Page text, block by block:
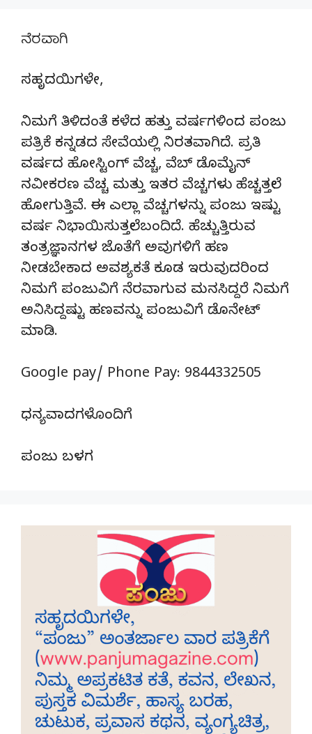
ನೆರವಾಗಿ
ಸಹೃದಯಿಗಳೇ,
ನಿಮಗೆ ತಿಳಿದಂತೆ ಕಳೆದ ಹತ್ತು ವರ್ಷಗಳಿಂದ ಪಂಜು
ಪತ್ರಿಕೆ ಕನ್ನಡದ ಸೇವೆಯಲ್ಲಿ ನಿರತವಾಗಿದೆ. ಪ್ರತಿ
ವರ್ಷದ ಹೋಸ್ಟಿಂಗ್‌ ವೆಚ್ಚ, ವೆಬ್‌ ಡೊಮೈನ್‌
ನವೀಕರಣ ವೆಚ್ಚ ಮತ್ತು ಇತರ ವೆಚ್ಚಗಳು ಹೆಚ್ಚತ್ತಲೇ
ಹೋಗುತ್ತಿವೆ. ಈ ಎಲ್ಲಾ ವೆಚ್ಚಗಳನ್ನು ಪಂಜು ಇಷ್ಟು
ವರ್ಷ ನಿಭಾಯಿಸುತ್ತಲೇ ಬಂದಿದೆ. ಹೆಚ್ಚುತ್ತಿರುವ
ತಂತ್ರಜ್ಞಾನಗಳ ಜೊತೆಗೆ ಅವುಗಳಿಗೆ ಹಣ
ನೀಡಬೇಕಾದ ಅವಶ್ಯಕತೆ ಕೂಡ ಇರುವುದರಿಂದ
ನಿಮಗೆ ಪಂಜುವಿಗೆ ನೆರವಾಗುವ ಮನಸಿದ್ದರೆ ನಿಮಗೆ
ಅನಿಸಿದ್ದಷ್ಟು ಹಣವನ್ನು ಪಂಜುವಿಗೆ ಡೊನೇಟ್‌
ಮಾಡಿ.
Google pay/ Phone Pay: 9844332505
ಧನ್ಯವಾದಗಳೊಂದಿಗೆ
ಪಂಜು ಬಳಗ